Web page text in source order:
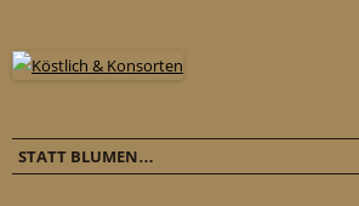
STATT BLUMEN…